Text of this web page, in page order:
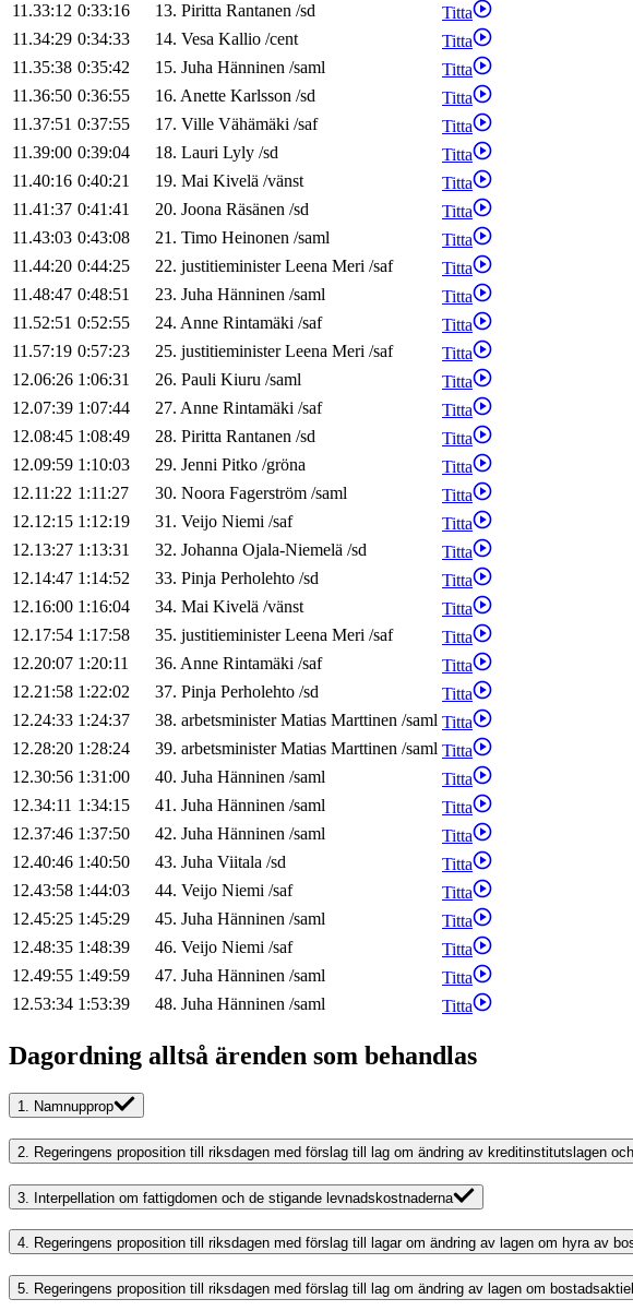
11.33:12 0:33:16 13. Piritta Rantanen /sd
Titta
11.34:29 0:34:33 14. Vesa Kallio /cent
Titta
11.35:38 0:35:42 15. Juha Hänninen /saml
Titta
11.36:50 0:36:55 16. Anette Karlsson /sd
Titta
11.37:51 0:37:55 17. Ville Vähämäki /saf
Titta
11.39:00 0:39:04 18. Lauri Lyly /sd
Titta
11.40:16 0:40:21 19. Mai Kivelä /vänst
Titta
11.41:37 0:41:41 20. Joona Räsänen /sd
Titta
11.43:03 0:43:08 21. Timo Heinonen /saml
Titta
11.44:20 0:44:25 22. justitieminister Leena Meri /saf
Titta
11.48:47 0:48:51 23. Juha Hänninen /saml
Titta
11.52:51 0:52:55 24. Anne Rintamäki /saf
Titta
11.57:19 0:57:23 25. justitieminister Leena Meri /saf
Titta
12.06:26 1:06:31 26. Pauli Kiuru /saml
Titta
12.07:39 1:07:44 27. Anne Rintamäki /saf
Titta
12.08:45 1:08:49 28. Piritta Rantanen /sd
Titta
12.09:59 1:10:03 29. Jenni Pitko /gröna
Titta
12.11:22 1:11:27 30. Noora Fagerström /saml
Titta
12.12:15 1:12:19 31. Veijo Niemi /saf
Titta
12.13:27 1:13:31 32. Johanna Ojala-Niemelä /sd
Titta
12.14:47 1:14:52 33. Pinja Perholehto /sd
Titta
12.16:00 1:16:04 34. Mai Kivelä /vänst
Titta
12.17:54 1:17:58 35. justitieminister Leena Meri /saf
Titta
12.20:07 1:20:11 36. Anne Rintamäki /saf
Titta
12.21:58 1:22:02 37. Pinja Perholehto /sd
Titta
12.24:33 1:24:37 38. arbetsminister Matias Marttinen /saml Titta
12.28:20 1:28:24 39. arbetsminister Matias Marttinen /saml Titta
12.30:56 1:31:00 40. Juha Hänninen /saml
Titta
12.34:11 1:34:15 41. Juha Hänninen /saml
Titta
12.37:46 1:37:50 42. Juha Hänninen /saml
Titta
12.40:46 1:40:50 43. Juha Viitala /sd
Titta
12.43:58 1:44:03 44. Veijo Niemi /saf
Titta
12.45:25 1:45:29 45. Juha Hänninen /saml
Titta
12.48:35 1:48:39 46. Veijo Niemi /saf
Titta
12.49:55 1:49:59 47. Juha Hänninen /saml
Titta
12.53:34 1:53:39 48. Juha Hänninen /saml Titta
Dagordning alltså ärenden som behandlas
1. Namnupprop
2. Regeringens proposition till riksdagen med förslag till lag om ändring av kreditinstitutslagen
3. Interpellation om fattigdomen och de stigande levnadskostnaderna
4. Regeringens proposition till riksdagen med förslag till lagar om ändring av lagen om hyra av
5. Regeringens proposition till riksdagen med förslag till lag om ändring av lagen om